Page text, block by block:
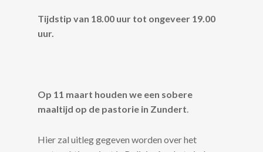
Tijdstip van 18.00 uur tot ongeveer 19.00
uur.
Op 11 maart houden we een sobere
maaltijd op de pastorie in Zundert.
Hier zal uitleg gegeven worden over het